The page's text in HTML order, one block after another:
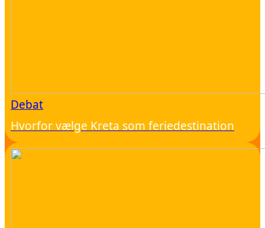
Debat
Hvorfor vælge Kreta som feriedestination